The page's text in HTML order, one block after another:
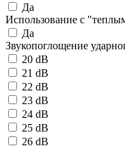
Да
Использование с
Да
Звукопоглощение
20 dB
21 dB
22 dB
23 dB
24 dB
25 dB
26 dB